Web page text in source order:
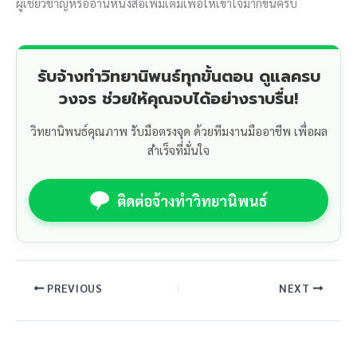
รับจ้างทำวิทยานิพนธ์ทุกขั้นตอน ดูแลครบ
วงจร ช่วยให้คุณจบได้อย่างราบรื่น!
วิทยานิพนธ์คุณภาพ รับมือตรงจุด ด้วยทีมงานมืออาชีพ เพื่อผล
สำเร็จที่มั่นใจ
ติดต่อจ้างทำวิทยานิพนธ์
PREVIOUS NEXT